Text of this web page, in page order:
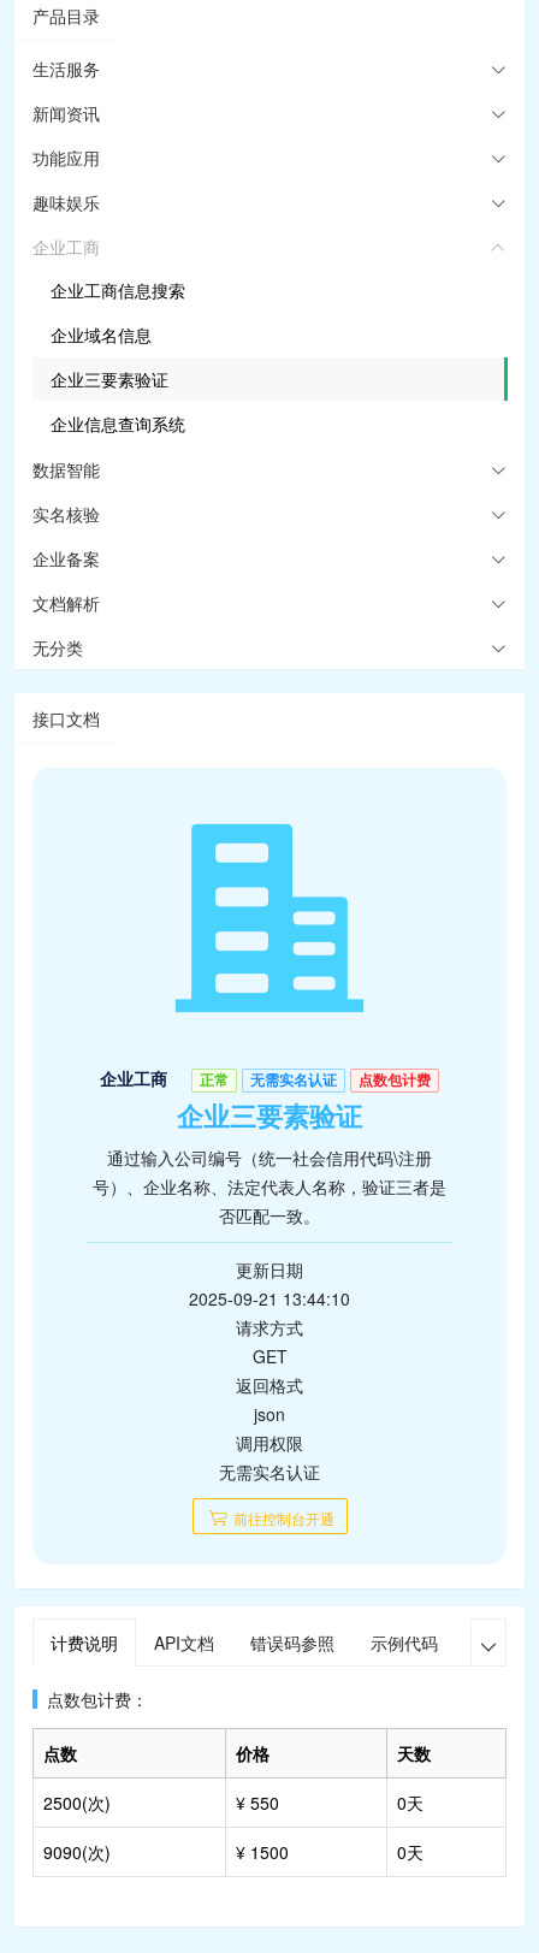
产品目录
生活服务
新闻资讯
功能应用
趣味娱乐
企业工商
企业工商信息搜索
企业域名信息
企业三要素验证
企业信息查询系统
数据智能
实名核验
企业备案
文档解析
无分类
接口文档
企业工商 正常 无需实名认证 点数包计费
企业三要素验证
通过输入公司编号（统一社会信用代码\注册
号）、企业名称、法定代表人名称，验证三者是
否匹配一致。
更新日期
2025-09-21 13:44:10
请求方式
GET
返回格式
json
调用权限
无需实名认证
前往控制台开通
计费说明 API文档 错误码参照 示例代码 在线调

点数包计费：
点数 价格 天数
2500(次) ¥ 550 0天
9090(次) ¥ 1500 0天